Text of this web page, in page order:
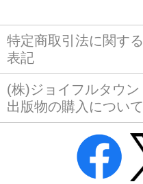
特定商取引法に関する
表記
(株)ジョイフルタウン
出版物の購入について